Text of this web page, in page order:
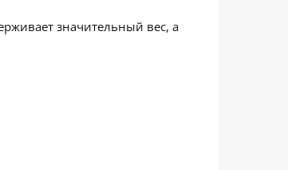
значительный вес, а